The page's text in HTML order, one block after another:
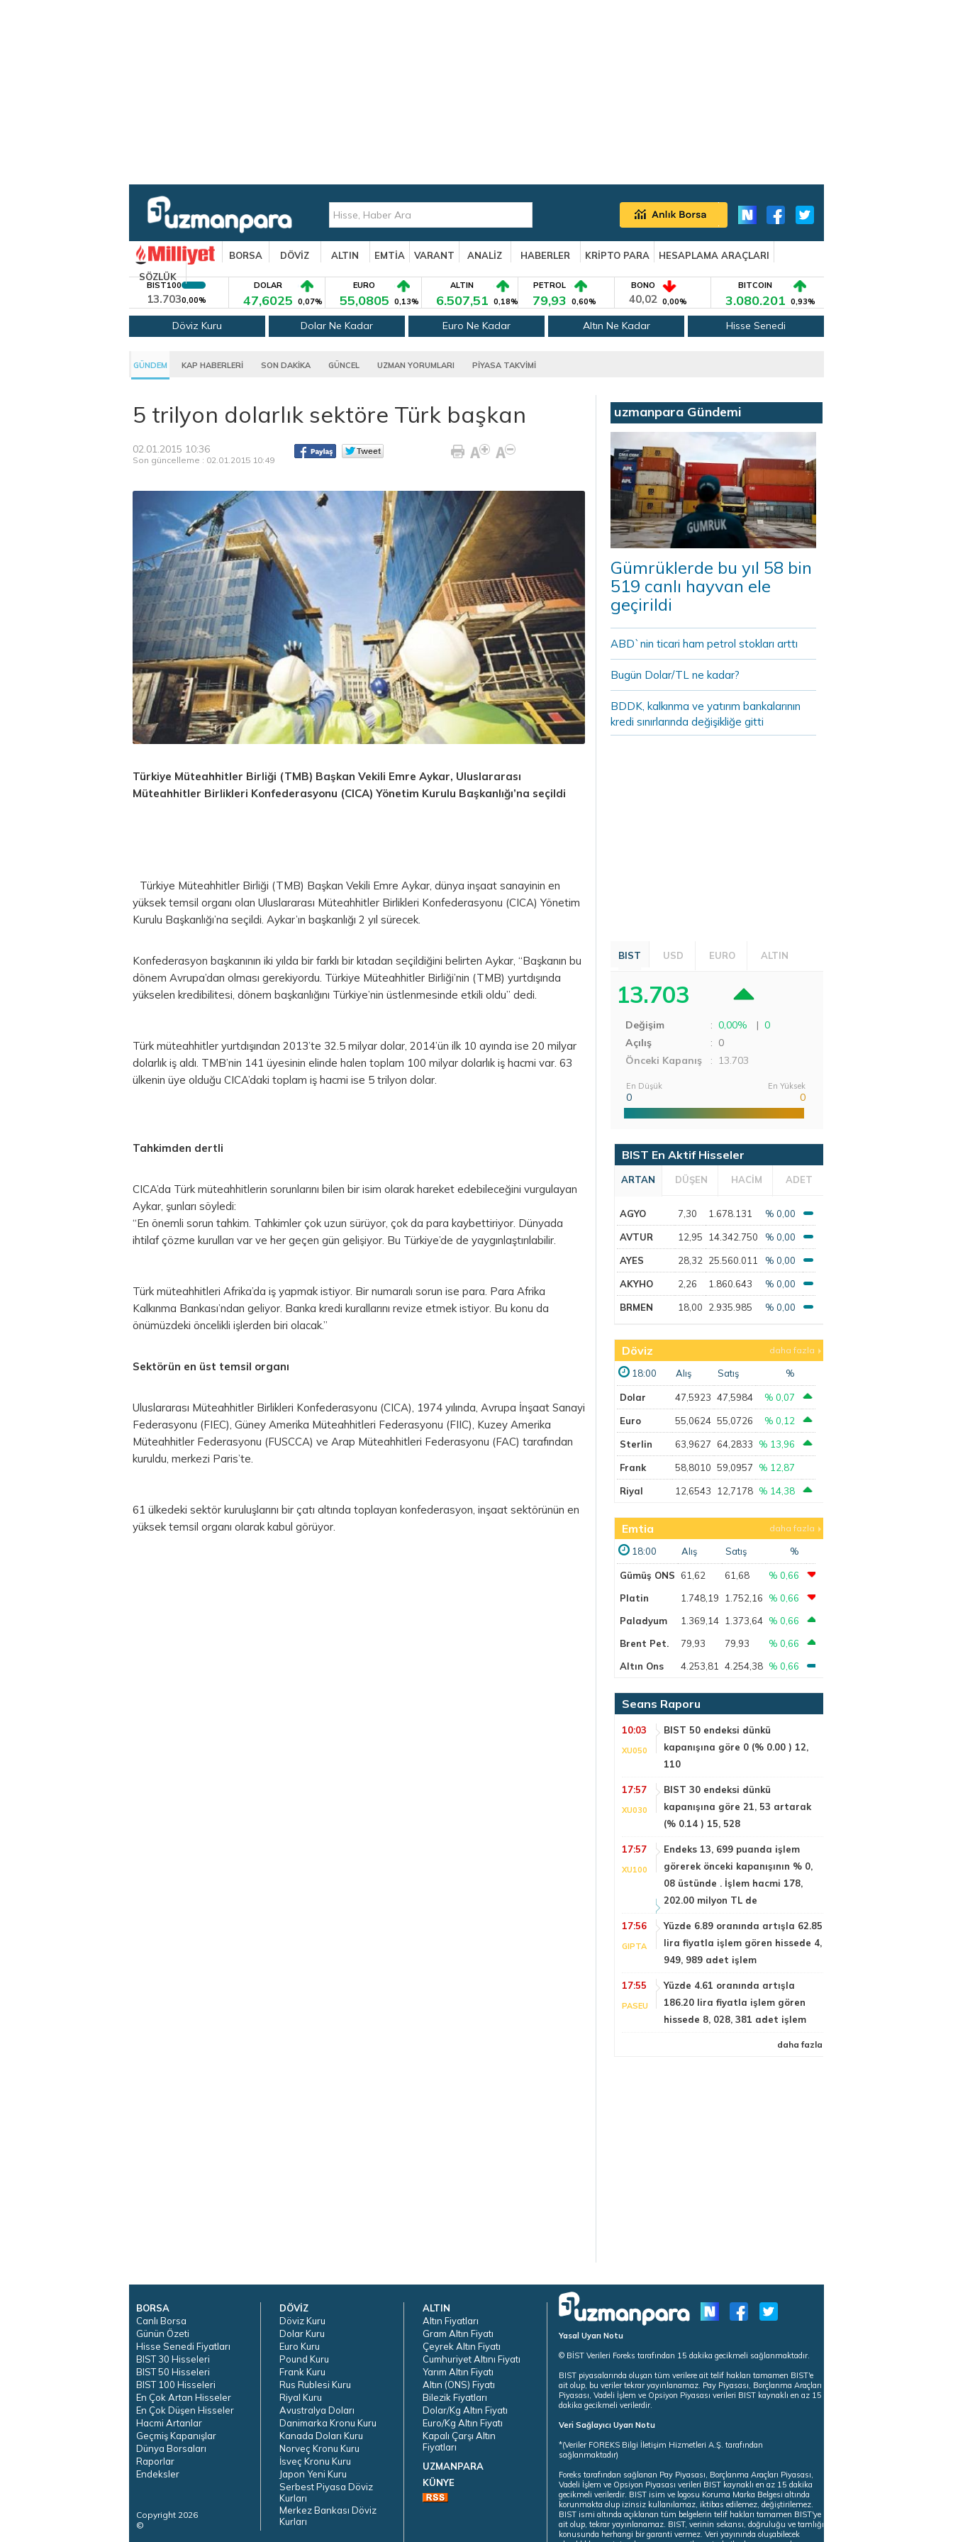
BORSA DÖVİZ ALTIN EMTİA VARANT ANALİZ HABERLER KRİPTO PARA
HESAPLAMA ARAÇLARI
SÖZLÜK
BIST100
13.7030,00%
DOLAR
47,6025 0,07%
EURO
55,0805 0,13%
ALTIN
6.507,51 0,18%
PETROL
79,93 0,60%
BONO
40,02 0,00%
BITCOIN
3.080.201 0,93%
Döviz Kuru Dolar Ne Kadar Euro Ne Kadar Altın Ne Kadar Hisse Senedi
GÜNDEM KAP HABERLERİ SON DAKİKA GÜNCEL UZMAN YORUMLARI PİYASA TAKVİMİ
5 trilyon dolarlık sektöre Türk başkan
02.01.2015 10:36
Son güncelleme : 02.01.2015 10:49
Türkiye Müteahhitler Birliği (TMB) Başkan Vekili Emre Aykar, Uluslararası
Müteahhitler Birlikleri Konfederasyonu (CICA) Yönetim Kurulu Başkanlığı’na seçildi
Türkiye Müteahhitler Birliği (TMB) Başkan Vekili Emre Aykar, dünya inşaat sanayinin en
yüksek temsil organı olan Uluslararası Müteahhitler Birlikleri Konfederasyonu (CICA) Yönetim
Kurulu Başkanlığı’na seçildi. Aykar’ın başkanlığı 2 yıl sürecek.
Konfederasyon başkanının iki yılda bir farklı bir kıtadan seçildiğini belirten Aykar, “Başkanın bu
dönem Avrupa’dan olması gerekiyordu. Türkiye Müteahhitler Birliği’nin (TMB) yurtdışında
yükselen kredibilitesi, dönem başkanlığını Türkiye’nin üstlenmesinde etkili oldu” dedi.
Türk müteahhitler yurtdışından 2013’te 32.5 milyar dolar, 2014’ün ilk 10 ayında ise 20 milyar
dolarlık iş aldı. TMB’nin 141 üyesinin elinde halen toplam 100 milyar dolarlık iş hacmi var. 63
ülkenin üye olduğu CICA’daki toplam iş hacmi ise 5 trilyon dolar
Tahkimden dertli
CICA’da Türk müteahhitlerin sorunlarını bilen bir isim olarak hareket edebileceğini vurgulayan
Aykar, şunları söyledi:
“En önemli sorun tahkim. Tahkimler çok uzun sürüyor, çok da para kaybettiriyor. Dünyada
ihtilaf çözme kurulları var ve her geçen gün gelişiyor. Bu Türkiye’de de yaygınlaştırılabilir.
Türk müteahhitleri Afrika’da iş yapmak istiyor. Bir numaralı sorun ise para. Para Afrika
Kalkınma Bankası’ndan geliyor. Banka kredi kurallarını revize etmek istiyor. Bu konu da
önümüzdeki öncelikli işlerden biri olacak.”
Sektörün en üst temsil organı
Uluslararası Müteahhitler Birlikleri Konfederasyonu (CICA), 1974 yılında, Avrupa İnşaat Sanayi
Federasyonu (FIEC), Güney Amerika Müteahhitleri Federasyonu (FIIC), Kuzey Amerika
Müteahhitler Federasyonu (FUSCCA) ve Arap Müteahhitleri Federasyonu (FAC) tarafından
kuruldu, merkezi Paris’te.
61 ülkedeki sektör kuruluşlarını bir çatı altında toplayan konfederasyon, inşaat sektörünün en
yüksek temsil organı olarak kabul görüyor.
uzmanpara Gündemi
Gümrüklerde bu yıl 58 bin
519 canlı hayvan ele
geçirildi
ABD`nin ticari ham petrol stokları arttı
Bugün Dolar/TL ne kadar?
BDDK, kalkınma ve yatırım bankalarının
kredi sınırlarında değişikliğe gitti
BIST USD EURO ALTIN
13.703
Değişim : 0,00% | 0
Açılış
: 0
Önceki Kapanış
: 13.703
En Düşük
0
En Yüksek
0
BIST En Aktif Hisseler
ARTAN DÜŞEN HACİM ADET
AGYO 7,30 1.678.131 % 0,00
AVTUR 12,95 14.342.750 % 0,00
AYES 28,32 25.560.011 % 0,00
AKYHO 2,26 1.860.643 % 0,00
BRMEN 18,00 2.935.985 % 0,00
Döviz daha fazla
18:00 Alış Satış %
Dolar 47,5923 47,5984 % 0,07
Euro 55,0624 55,0726 % 0,12
Sterlin 63,9627 64,2833 % 13,96
Frank 58,8010 59,0957 % 12,87
Riyal 12,6543 12,7178 % 14,38
Emtia daha fazla
18:00 Alış Satış %
Gümüş ONS 61,62 61,68
% 0,66
Platin
1.748,19 1.752,16
% 0,66
Paladyum
1.369,14 1.373,64 % 0,66
Brent Pet.
79,93 79,93
% 0,66
Altın Ons
4.253,81 4.254,38 % 0,66
Seans Raporu
10:03
XU050
BIST 50 endeksi dünkü
kapanışına göre 0 (% 0.00 ) 12,
110
17:57
XU030
BIST 30 endeksi dünkü
kapanışına göre 21, 53 artarak
(% 0.14 ) 15, 528
17:57
XU100
Endeks 13, 699 puanda işlem
görerek önceki kapanışının % 0,
08 üstünde . İşlem hacmi 178,
202.00 milyon TL de
17:56
GIPTA
Yüzde 6.89 oranında artışla 62.85
lira fiyatla işlem gören hissede 4,
949, 989 adet işlem
17:55
PASEU
Yüzde 4.61 oranında artışla
186.20 lira fiyatla işlem gören
hissede 8, 028, 381 adet işlem
daha fazla
BORSA
Canlı Borsa
Günün Özeti
Hisse Senedi Fiyatları
BIST 30 Hisseleri
BIST 50 Hisseleri
BIST 100 Hisseleri
En Çok Artan Hisseler
En Çok Düşen Hisseler
Hacmi Artanlar
Geçmiş Kapanışlar
Dünya Borsaları
Raporlar
Endeksler
Copyright 2026
©
DÖVİZ
Döviz Kuru
Dolar Kuru
Euro Kuru
Pound Kuru
Frank Kuru
Rus Rublesi Kuru
Riyal Kuru
Avustralya Doları
Danimarka Kronu Kuru
Kanada Doları Kuru
Norveç Kronu Kuru
İsveç Kronu Kuru
Japon Yeni Kuru
Serbest Piyasa Döviz
Kurları
Merkez Bankası Döviz
Kurları
ALTIN
Altın Fiyatları
Gram Altın Fiyatı
Çeyrek Altın Fiyatı
Cumhuriyet Altını Fiyatı
Yarım Altın Fiyatı
Altın (ONS) Fiyatı
Bilezik Fiyatları
Dolar/Kg Altın Fiyatı
Euro/Kg Altın Fiyatı
Kapalı Çarşı Altın
Fiyatları
UZMANPARA
KÜNYE
Yasal Uyarı Notu
© BİST Verileri Foreks tarafından 15 dakika gecikmeli sağlanmaktadır.
BIST piyasalarında oluşan tüm verilere ait telif hakları tamamen BIST'e
ait olup, bu veriler tekrar yayınlanamaz. Pay Piyasası, Borçlanma Araçları
Piyasası, Vadeli İşlem ve Opsiyon Piyasası verileri BIST kaynaklı en az 15
dakika gecikmeli verilerdir.
Veri Sağlayıcı Uyarı Notu
*(Veriler FOREKS Bilgi İletişim Hizmetleri A.Ş. tarafından
sağlanmaktadır)
Foreks tarafından sağlanan Pay Piyasası, Borçlanma Araçları Piyasası,
Vadeli İşlem ve Opsiyon Piyasası verileri BIST kaynaklı en az 15 dakika
gecikmeli verilerdir. BIST isim ve logosu Koruma Marka Belgesi altında
korunmakta olup izinsiz kullanılamaz, iktibas edilemez, değiştirilemez.
BIST ismi altında açıklanan tüm belgelerin telif hakları tamamen BIST'ye
ait olup, tekrar yayınlanamaz. BIST, verinin sekansı, doğruluğu ve tamlığı
konusunda herhangi bir garanti vermez. Veri yayınında oluşabilecek